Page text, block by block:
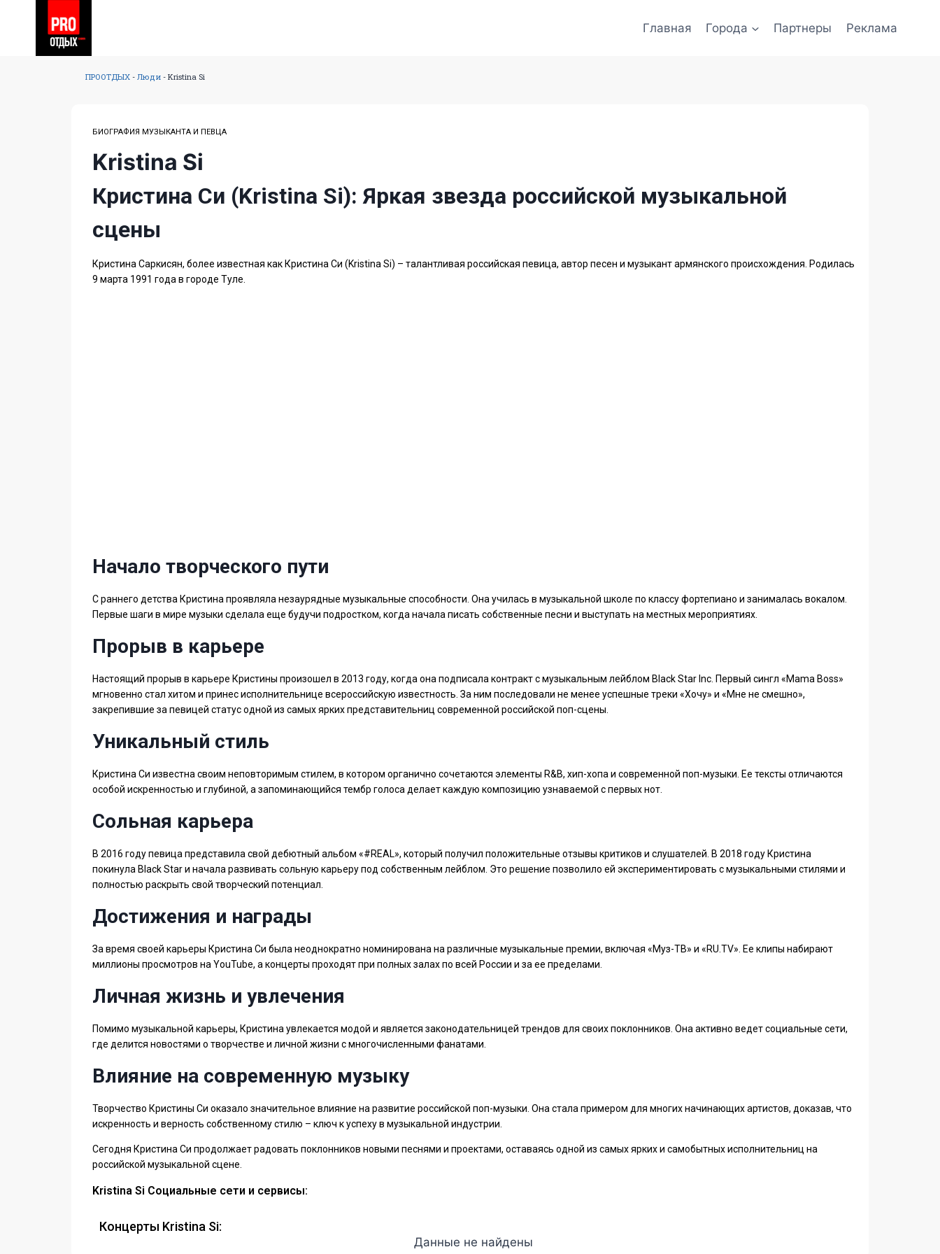
Главная Города Партнеры Реклама
ПРООТДЫХ - Люди - Kristina Si
БИОГРАФИЯ МУЗЫКАНТА И ПЕВЦА
Kristina Si
Кристина Си (Kristina Si): Яркая звезда российской музыкальной
сцены
Кристина Саркисян, более известная как Кристина Си (Kristina Si) – талантливая российская певица, автор песен и музыкант армянского происхождения. Родилась
9 марта 1991 года в городе Туле.
Начало творческого пути
С раннего детства Кристина проявляла незаурядные музыкальные способности. Она училась в музыкальной школе по классу фортепиано и занималась вокалом.
Первые шаги в мире музыки сделала еще будучи подростком, когда начала писать собственные песни и выступать на местных мероприятиях.
Прорыв в карьере
Настоящий прорыв в карьере Кристины произошел в 2013 году, когда она подписала контракт с музыкальным лейблом Black Star Inc. Первый сингл «Mama Boss»
мгновенно стал хитом и принес исполнительнице всероссийскую известность. За ним последовали не менее успешные треки «Хочу» и «Мне не смешно»,
закрепившие за певицей статус одной из самых ярких представительниц современной российской поп-сцены.
Уникальный стиль
Кристина Си известна своим неповторимым стилем, в котором органично сочетаются элементы R&B, хип-хопа и современной поп-музыки. Ее тексты отличаются
особой искренностью и глубиной, а запоминающийся тембр голоса делает каждую композицию узнаваемой с первых нот.
Сольная карьера
В 2016 году певица представила свой дебютный альбом «#REAL», который получил положительные отзывы критиков и слушателей. В 2018 году Кристина
покинула Black Star и начала развивать сольную карьеру под собственным лейблом. Это решение позволило ей экспериментировать с музыкальными стилями и
полностью раскрыть свой творческий потенциал.
Достижения и награды
За время своей карьеры Кристина Си была неоднократно номинирована на различные музыкальные премии, включая «Муз-ТВ» и «RU.TV». Ее клипы набирают
миллионы просмотров на YouTube, а концерты проходят при полных залах по всей России и за ее пределами.
Личная жизнь и увлечения
Помимо музыкальной карьеры, Кристина увлекается модой и является законодательницей трендов для своих поклонников. Она активно ведет социальные сети,
где делится новостями о творчестве и личной жизни с многочисленными фанатами.
Влияние на современную музыку
Творчество Кристины Си оказало значительное влияние на развитие российской поп-музыки. Она стала примером для многих начинающих артистов, доказав, что
искренность и верность собственному стилю – ключ к успеху в музыкальной индустрии.
Сегодня Кристина Си продолжает радовать поклонников новыми песнями и проектами, оставаясь одной из самых ярких и самобытных исполнительниц на
российской музыкальной сцене.
Kristina Si Социальные сети и сервисы:
Концерты Kristina Si:
Данные не найдены